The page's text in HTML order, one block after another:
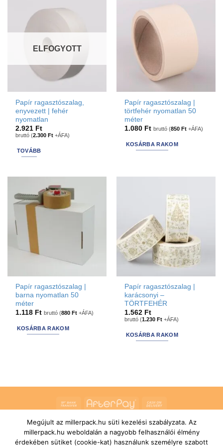
Méret kategória
Nagyobb
Lapos(0) (0)
Raklaphelyes(0)
variációja
van.
változatok
termékoldalon
választhatók
ki
that
may
chosen
product
ELFOGYOTT
Papír ragasztószalag,
enyvezett | fehér
nyomatlan
2.921 Ft
bruttó (2.300Ft +ÁFA)
TOVÁBB
Papír ragasztószalag |
törtfehér nyomatlan 50
méter
1.080 Ft bruttó (850Ft +ÁFA)
KOSÁRBA RAKOM
Papír ragasztószalag |
barna nyomatlan 50
méter
1.118 Ft bruttó (880 Ft +ÁFA)
KOSÁRBA RAKOM
Papír ragasztószalag |
karácsonyi –
TÖRTFEHÉR
1.562 Ft
bruttó (1.230 Ft +ÁFA)
KOSÁRBA RAKOM
Bank
AfterPay
Delivery
RÓLUNK
ÁLTALÁNOS SZERZŐDÉSI FELTÉTELEK
SZÁLLÍTÁSI ÉS FIZETÉSI FELTÉTELEK
JOGI NYILATKOZAT
IMPRESSZUM
KAPCSOLAT
ÜGYFÉLSZOLGÁLAT
FELIRATKOZÁS HÍRLEVÉLRE
Megújult az millerpack.hu süti kezelési szabályzata. Az
millerpack.hu weboldalán a nagyobb felhasználói élmény
érdekében sütiket (cookie-kat) használunk személyre szabott